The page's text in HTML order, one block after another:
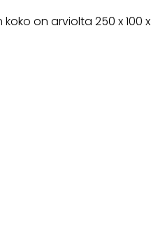
on arviolta 250 x 100 x